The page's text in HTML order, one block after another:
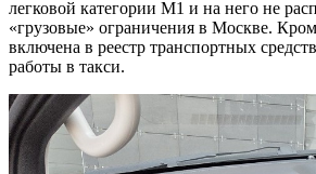
легковой категории M1 и на него не
«грузовые» ограничения в Москве.
включена в реестр транспортных
работы в такси.